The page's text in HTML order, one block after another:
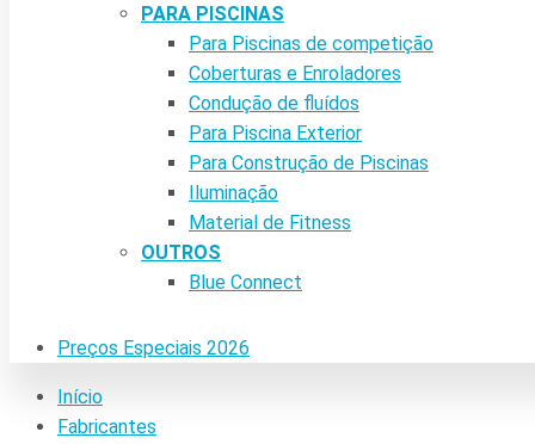
PARA PISCINAS
Para Piscinas de competição
Coberturas e Enroladores
Condução de fluídos
Para Piscina Exterior
Para Construção de Piscinas
Iluminação
Material de Fitness
OUTROS
Blue Connect
Preços Especiais 2026
Início
Fabricantes